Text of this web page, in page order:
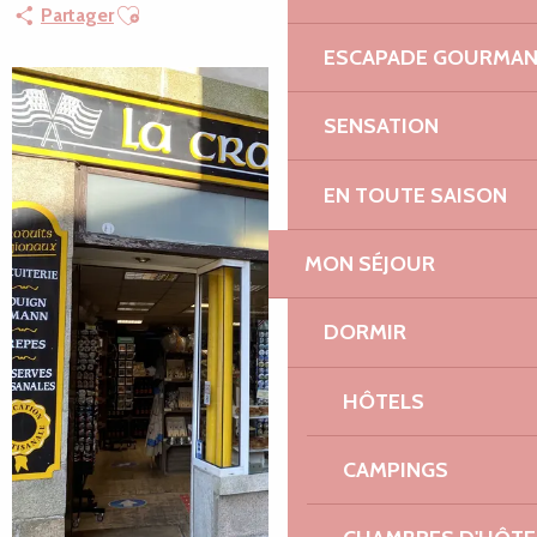
ESCAPADE
SENSATION
EN TOUTE SAISON
MON SÉJOUR
DORMIR
HÔTELS
CAMPINGS
PartagerAjouter aux favoris